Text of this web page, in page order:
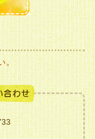
。